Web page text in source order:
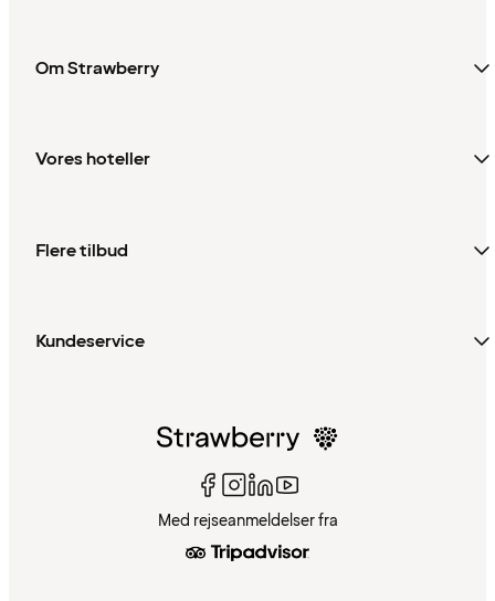
Om Strawberry
Vores hoteller
Flere tilbud
Kundeservice
Med rejseanmeldelser fra